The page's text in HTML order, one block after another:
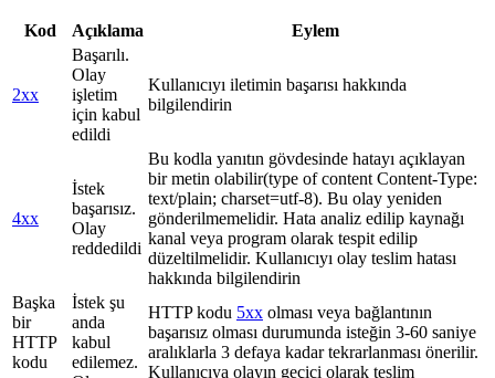
Kod Açıklama Eylem
2xx
Başarılı.
Olay
işletim
için kabul
edildi
Kullanıcıyı iletimin başarısı hakkında
bilgilendirin
4xx
İstek
başarısız.
Olay
reddedildi
Bu kodla yanıtın gövdesinde hatayı açıklayan
bir metin olabilir(type of content Content-Type:
text/plain; charset=utf-8). Bu olay yeniden
gönderilmemelidir. Hata analiz edilip kaynağı
kanal veya program olarak tespit edilip
düzeltilmelidir. Kullanıcıyı olay teslim hatası
hakkında bilgilendirin
Başka
bir
HTTP
kodu
İstek şu
anda
kabul
edilemez.
HTTP kodu 5xx olması veya bağlantının
başarısız olması durumunda isteğin 3-60 saniye
aralıklarla 3 defaya kadar tekrarlanması önerilir.
Kullanıcıya olayın geçici olarak teslim